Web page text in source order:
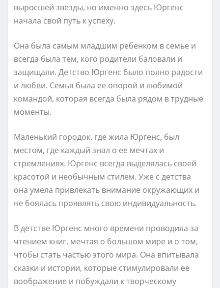
выросшей звезды, но именно здесь Юргенс
начала свой путь к успеху.
Она была самым младшим ребенком в семье и
всегда была тем, кого родители баловали и
защищали. Детство Юргенс было полно радости
и любви. Семья была ее опорой и любимой
командой, которая всегда была рядом в трудные
моменты.
Маленький городок, где жила Юргенс, был
местом, где каждый знал о ее мечтах и
стремлениях. Юргенс всегда выделялась своей
красотой и необычным стилем. Уже с детства
она умела привлекать внимание окружающих и
не боялась проявлять свою индивидуальность.
В детстве Юргенс много времени проводила за
чтением книг, мечтая о большом мире и о том,
чтобы стать частью этого мира. Она впитывала
сказки и истории, которые стимулировали ее
воображение и побуждали к творческому